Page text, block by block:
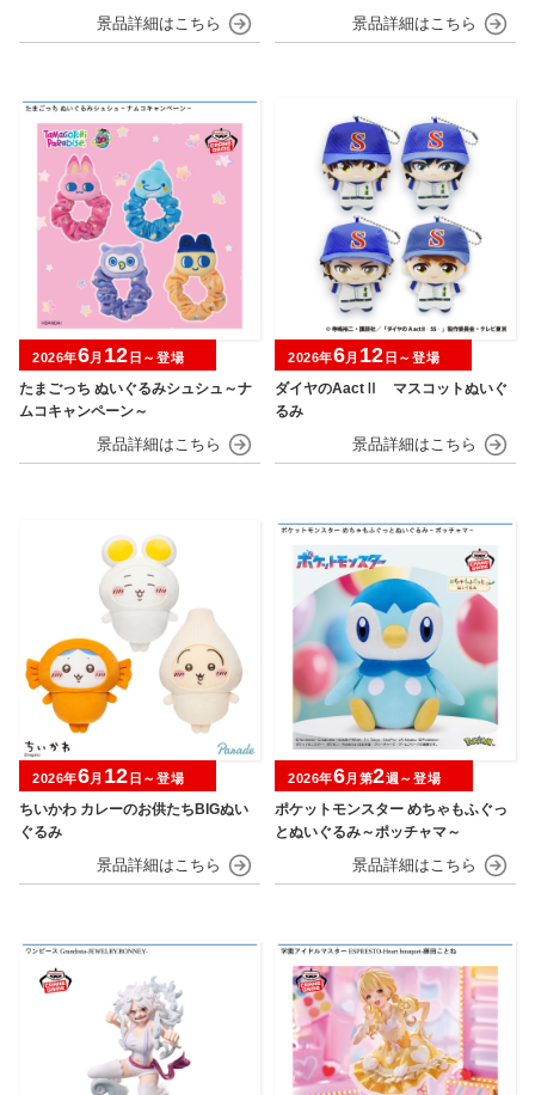
たまごっち ぬいぐるみシュシュ～ナ
ムコキャンペーン～
2026年6月 12 日～登場
ダイヤのAactⅡ マスコットぬいぐ
るみ
2026年6月 12 日～登場
ちいかわ カレーのお供たちBIGぬい
ぐるみ
2026年6月 12 日～登場
ポケットモンスター めちゃもふぐっ
とぬいぐるみ～ポッチャマ～
2026年6月第2週～登場